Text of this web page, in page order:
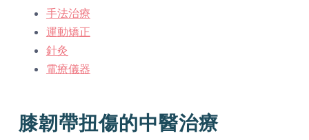
手法治療
運動矯正
針灸
電療儀器
膝韌帶扭傷的中醫治療